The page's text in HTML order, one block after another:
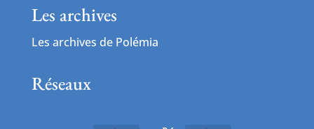
Les archives
Les archives de Polémia
Réseaux